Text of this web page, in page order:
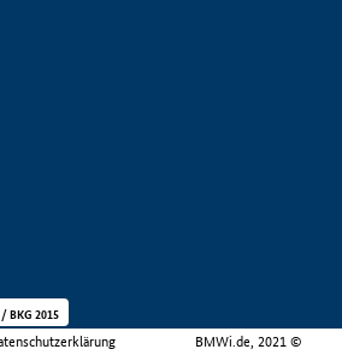
BMWi.de, 2021 ©
BKG 2015